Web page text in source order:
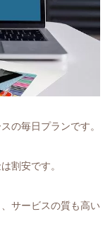
の毎日プランです。
割安です。
サービスの質も高い